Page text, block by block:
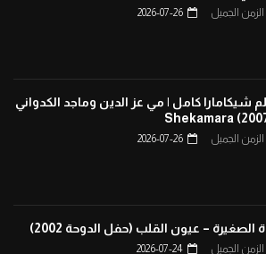
الزمن الجميل 2026-07-26
شيكامارا كامل | مي عز الدين وماجد الكدواني
الزمن الجميل 2026-07-26
الصغيرة – عيون القلب (حفل الدوحة 2002)
الزمن الجميل 2026-07-24